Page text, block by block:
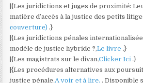
|{Les juridictions et juges de proximité:
matière d’accès à la justice des petits
couverture).}
|{Les juridictions pénales
modèle de justice hybride ?,Le livre.}
|{Les magistrats sur le divan,Clicker Ici.}
|{Les procédures alternatives aux
justice pénale,A voir et à lire.. Disponible